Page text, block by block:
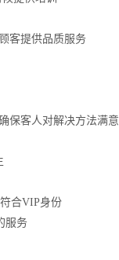
客提供品质服务
保客人对解决方法满意
合VIP身份
服务